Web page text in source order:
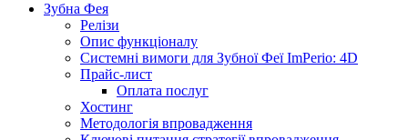
Зубна Фея
Релізи
Опис функціоналу
Системні вимоги для Зубної Феї ImPerio: 4D
Прайс-лист
Оплата послуг
Хостинг
Методологія впровадження